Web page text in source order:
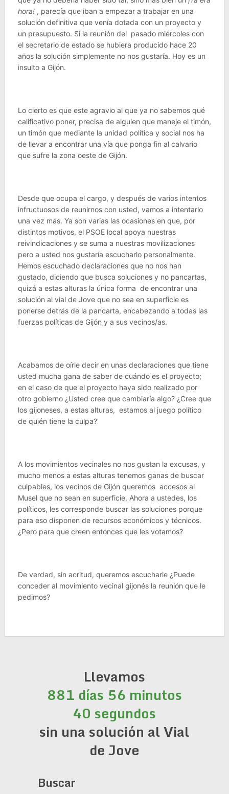
hora!, parecía que iban a empezar a trabajar en una
solución definitiva que venía dotada con un proyecto y
un presupuesto. Si la reunión del pasado miércoles con
el secretario de estado se hubiera producido hace 20
años la solución simplemente no nos gustaría. Hoy es un
insulto a Gijón.
Lo cierto es que este agravio al que ya no sabemos qué
calificativo poner, precisa de alguien que maneje el timón,
un timón que mediante la unidad política y social nos ha
de llevar a encontrar una vía que ponga fin al calvario
que sufre la zona oeste de Gijón.
Desde que ocupa el cargo, y después de varios intentos
infructuosos de reunirnos con usted, vamos a intentarlo
una vez más. Ya son varias las ocasiones en que, por
distintos motivos, el PSOE local apoya nuestras
reivindicaciones y se suma a nuestras movilizaciones
pero a usted nos gustaría escucharlo personalmente.
Hemos escuchado declaraciones que no nos han
gustado, diciendo que busca soluciones y no pancartas,
quizá a estas alturas la única forma de encontrar una
solución al vial de Jove que no sea en superficie es
ponerse detrás de la pancarta, encabezando a todas las
fuerzas políticas de Gijón y a sus vecinos/as.
Acabamos de oírle decir en unas declaraciones que tiene
usted mucha gana de saber de cuándo es el proyecto;
en el caso de que el proyecto haya sido realizado por
otro gobierno ¿Usted cree que cambiaría algo? ¿Cree que
los gijoneses, a estas alturas, estamos al juego político
de quién tiene la culpa?
A los movimientos vecinales no nos gustan la excusas, y
mucho menos a estas alturas tenemos ganas de buscar
culpables, los vecinos de Gijón queremos accesos al
Musel que no sean en superficie. Ahora a ustedes, los
políticos, les corresponde buscar las soluciones porque
para eso disponen de recursos económicos y técnicos.
¿Pero para que creen entonces que les votamos?
De verdad, sin acritud, queremos escucharle ¿Puede
conceder al movimiento vecinal gijonés la reunión que le
pedimos?
Llevamos
881 días 56 minutos
40 segundos
sin una solución al Vial
de Jove
Buscar